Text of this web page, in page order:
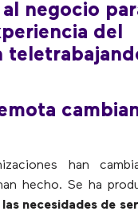
negocio
del
han
hecho. Se ha
las necesidades de